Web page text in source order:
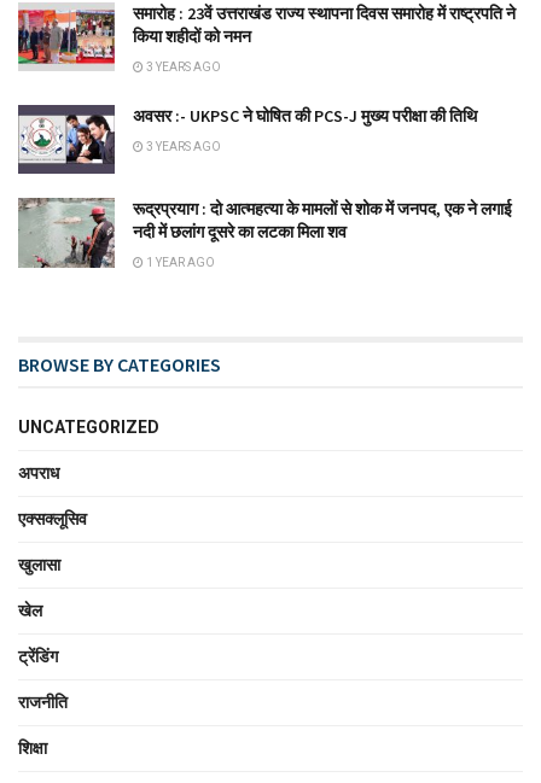
समारोह : 23वें उत्तराखंड राज्य स्थापना दिवस समारोह में राष्ट्रपति ने
किया शहीदों को नमन
3 YEARS AGO
अवसर :- UKPSC ने घोषित की PCS-J मुख्य परीक्षा की तिथि
3 YEARS AGO
रूद्रप्रयाग : दो आत्महत्या के मामलों से शोक में जनपद, एक ने लगाई
नदी में छलांग दूसरे का लटका मिला शव
1 YEAR AGO
BROWSE BY CATEGORIES
UNCATEGORIZED
अपराध
एक्सक्लूसिव
खुलासा
खेल
ट्रेंडिंग
राजनीति
शिक्षा